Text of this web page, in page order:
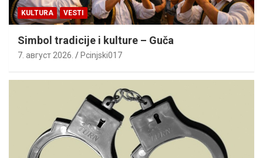
KULTURA VESTI
Simbol tradicije i kulture – Guča
7. август 2026. Pcinjski017